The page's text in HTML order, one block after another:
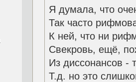
Я думала, что
Так часто
К ней, что ни
Свекровь, ещё,
Из диссонансов -
Т.д. но это